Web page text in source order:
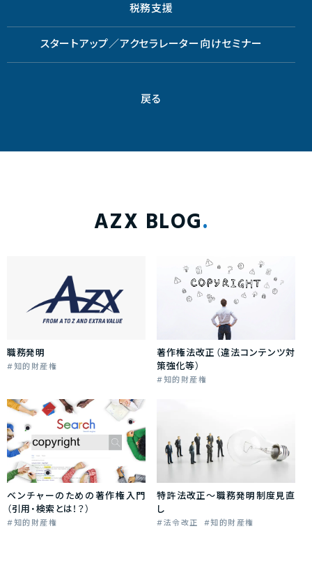
税務支援
スタートアップ／アクセラレーター向けセミナー
戻る
AZX BLOG
職務発明
知的財産権
著作権法改正（違法コンテンツ対
策強化等）
知的財産権
ベンチャーのための著作権入門
（引用・検索とは！？）
知的財産権
特許法改正～職務発明制度見直
し
法令改正 知的財産権